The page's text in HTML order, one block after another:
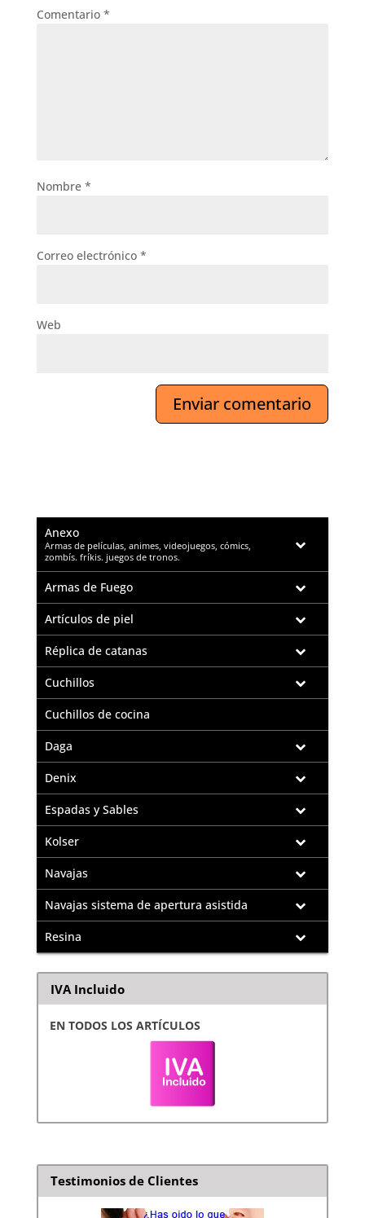
Comentario *
Nombre *
Correo electrónico *
Web
Anexo
–
Armas de películas, animes, videojuegos, cómics,
zombís. fríkis. juegos de tronos.
Armas de Fuego
Artículos de piel
Réplica de catanas
Cuchillos
Cuchillos de cocina
Daga
Denix
Espadas y Sables
Kolser
Navajas
Navajas sistema de apertura asistida
Resina
IVA Incluido
EN TODOS LOS ARTÍCULOS
Testimonios de Clientes